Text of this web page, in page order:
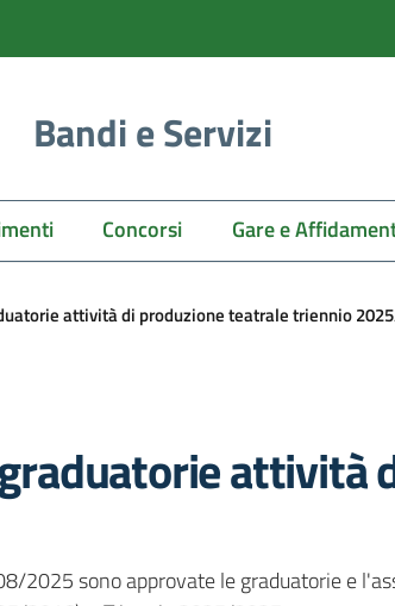
Bandi e Servizi
Concorsi Gare e
attività di produzione teatrale triennio
2025 sono approvate le graduatorie e